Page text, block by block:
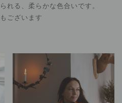
れる、柔らかな色合いです。
ございます